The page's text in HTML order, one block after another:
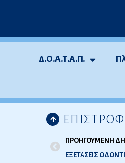
Δ.Ο.Α.Τ.Α.Π.
ΠΡΟΗΓΟΥΜΕΝΗ